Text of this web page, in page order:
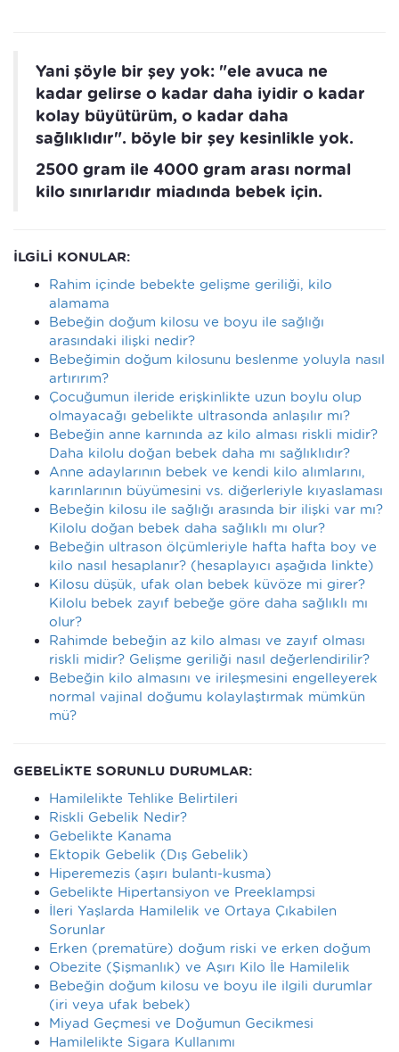
Yani şöyle bir şey yok: "ele avuca ne
kadar gelirse o kadar daha iyidir o kadar
kolay büyütürüm, o kadar daha
sağlıklıdır". böyle bir şey kesinlikle yok.
2500 gram ile 4000 gram arası normal
kilo sınırlarıdır miadında bebek için.
İLGİLİ KONULAR:
Rahim içinde bebekte gelişme geriliği, kilo
alamama
Bebeğin doğum kilosu ve boyu ile sağlığı
arasındaki ilişki nedir?
Bebeğimin doğum kilosunu beslenme yoluyla nasıl
artırırım?
Çocuğumun ileride erişkinlikte uzun boylu olup
olmayacağı gebelikte ultrasonda anlaşılır mı?
Bebeğin anne karnında az kilo alması riskli midir?
Daha kilolu doğan bebek daha mı sağlıklıdır?
Anne adaylarının bebek ve kendi kilo alımlarını,
karınlarının büyümesini vs. diğerleriyle kıyaslaması
Bebeğin kilosu ile sağlığı arasında bir ilişki var mı?
Kilolu doğan bebek daha sağlıklı mı olur?
Bebeğin ultrason ölçümleriyle hafta hafta boy ve
kilo nasıl hesaplanır? (hesaplayıcı aşağıda linkte)
Kilosu düşük, ufak olan bebek küvöze mi girer?
Kilolu bebek zayıf bebeğe göre daha sağlıklı mı
olur?
Rahimde bebeğin az kilo alması ve zayıf olması
riskli midir? Gelişme geriliği nasıl değerlendirilir?
Bebeğin kilo almasını ve irileşmesini engelleyerek
normal vajinal doğumu kolaylaştırmak mümkün
mü?
GEBELİKTE SORUNLU DURUMLAR:
Hamilelikte Tehlike Belirtileri
Riskli Gebelik Nedir?
Gebelikte Kanama
Ektopik Gebelik (Dış Gebelik)
Hiperemezis (aşırı bulantı-kusma)
Gebelikte Hipertansiyon ve Preeklampsi
İleri Yaşlarda Hamilelik ve Ortaya Çıkabilen
Sorunlar
Erken (prematüre) doğum riski ve erken doğum
Obezite (Şişmanlık) ve Aşırı Kilo İle Hamilelik
Bebeğin doğum kilosu ve boyu ile ilgili durumlar
(iri veya ufak bebek)
Miyad Geçmesi ve Doğumun Gecikmesi
Hamilelikte Sigara Kullanımı